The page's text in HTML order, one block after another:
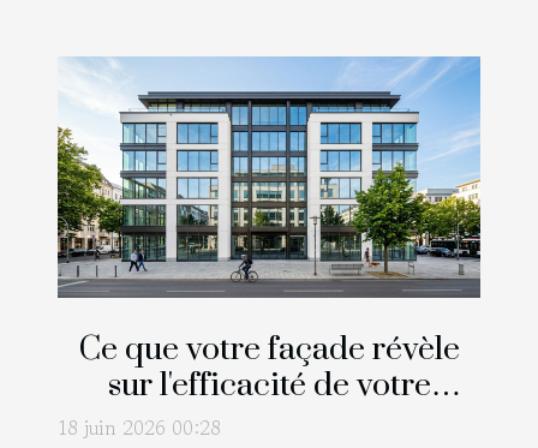
Ce que votre façade révèle
sur l'efficacité de votre
nettoyage extérieur
18 juin 2026 00:28